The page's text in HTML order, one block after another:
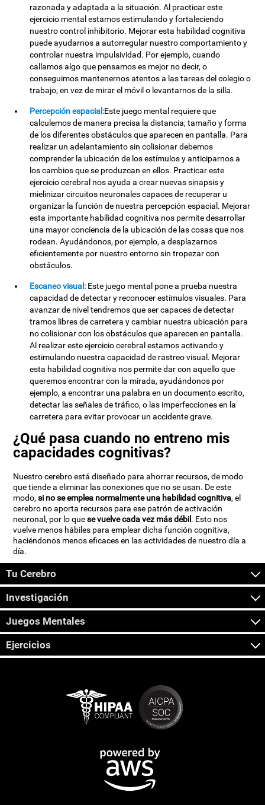
razonada y adaptada a la situación. Al practicar este
ejercicio mental estamos estimulando y fortaleciendo
nuestro control inhibitorio. Mejorar esta habilidad cognitiva
puede ayudarnos a autorregular nuestro comportamiento y
controlar nuestra impulsividad. Por ejemplo, cuando
callamos algo que pensamos es mejor no decir, o
conseguimos mantenernos atentos a las tareas del colegio o
trabajo, en vez de mirar el móvil o levantarnos de la silla.
Percepción espacial:Este juego mental requiere que
calculemos de manera precisa la distancia, tamaño y forma
de los diferentes obstáculos que aparecen en pantalla. Para
realizar un adelantamiento sin colisionar debemos
comprender la ubicación de los estímulos y anticiparnos a
los cambios que se produzcan en ellos. Practicar este
ejercicio cerebral nos ayuda a crear nuevas sinapsis y
mielinizar circuitos neuronales capaces de recuperar u
organizar la función de nuestra percepción espacial. Mejorar
esta importante habilidad cognitiva nos permite desarrollar
una mayor conciencia de la ubicación de las cosas que nos
rodean. Ayudándonos, por ejemplo, a desplazarnos
eficientemente por nuestro entorno sin tropezar con
obstáculos.
Escaneo visual: Este juego mental pone a prueba nuestra
capacidad de detectar y reconocer estímulos visuales. Para
avanzar de nivel tendremos que ser capaces de detectar
tramos libres de carretera y cambiar nuestra ubicación para
no colisionar con los obstáculos que aparecen en pantalla.
Al realizar este ejercicio cerebral estamos activando y
estimulando nuestra capacidad de rastreo visual. Mejorar
esta habilidad cognitiva nos permite dar con aquello que
queremos encontrar con la mirada, ayudándonos por
ejemplo, a encontrar una palabra en un documento escrito,
detectar las señales de tráfico, o las imperfecciones en la
carretera para evitar provocar un accidente grave.
¿Qué pasa cuando no entreno mis
capacidades cognitivas?
Nuestro cerebro está diseñado para ahorrar recursos, de modo
que tiende a eliminar las conexiones que no se usan. De este
modo,si no se emplea normalmente una habilidad cognitiva, el
cerebro no aporta recursos para ese patrón de activación
neuronal, por lo quese vuelve cada vez más débil . Esto nos
vuelve menos hábiles para emplear dicha función cognitiva,
haciéndonos menos eficaces en las actividades de nuestro día a
día.
Tu Cerebro
Investigación
Juegos Mentales
Ejercicios